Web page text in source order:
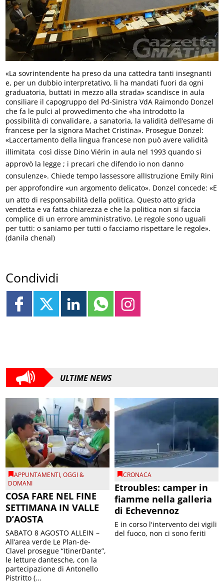
«La sovrintendente ha preso da una cattedra tanti insegnanti
e, per un dubbio interpretativo, li ha mandati fuori da ogni
graduatoria, buttati in mezzo alla strada» scandisce in aula
consiliare il capogruppo del Pd-Sinistra VdA Raimondo Donzel
che fa le pulci al provvedimento che «ha introdotto la
possibilità di convalidare, a sanatoria, la validità dell’esame di
francese per la signora Machet Cristina». Prosegue Donzel:
«Laccertamento della lingua francese non può avere validità
illimitata  così disse Dino Viérin in aula nel 1993 quando si
approvò la legge ; i precari che difendo io non danno
consulenze». Chiede tempo lassessore allIstruzione Emily Rini
per approfondire «un argomento delicato». Donzel concede: «E
un atto di responsabilità della politica. Questo atto grida
vendetta e va fatta chiarezza e che la politica non si faccia
complice di un errore amministrativo. Le regole sono uguali
per tutti: o saniamo per tutti o facciamo rispettare le regole».
(danila chenal)
Condividi
ULTIME NEWS
APPUNTAMENTI,OGGI &
DOMANI
COSA FARE NEL FINE
SETTIMANA IN VALLE
D’AOSTA
SABATO 8 AGOSTO ALLEIN –
All’area verde Le Plan-de-
Clavel prosegue “ItinerDante”,
le letture dantesche, con la
partecipazione di Antonello
Pistritto (...
CRONACA
Etroubles: camper in
fiamme nella galleria
di Echevennoz
E in corso l'intervento dei vigili
del fuoco, non ci sono feriti